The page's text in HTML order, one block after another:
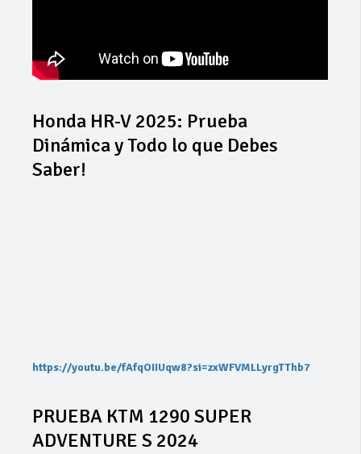
Honda HR-V 2025: Prueba
Dinámica y Todo lo que Debes
Saber!
https://youtu.be/fAfqOIIUqw8?si=zxWFVMLLyrgTThb7
PRUEBA KTM 1290 SUPER
ADVENTURE S 2024